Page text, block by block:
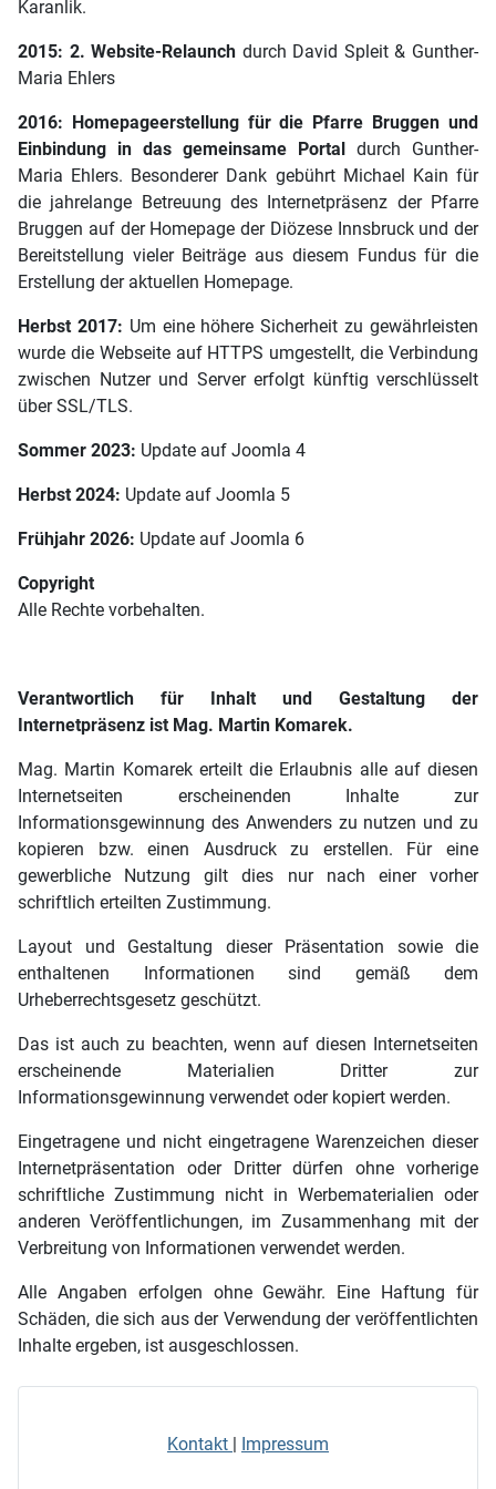
Karanlik.
2015: 2. Website-Relaunch durch David Spleit & Gunther-
Maria Ehlers
2016: Homepageerstellung für die Pfarre Bruggen und
Einbindung in das gemeinsame Portal
durch Gunther-
Maria Ehlers. Besonderer Dank gebührt Michael Kain für
die jahrelange Betreuung des Internetpräsenz der Pfarre
Bruggen auf der Homepage der Diözese Innsbruck und der
Bereitstellung vieler Beiträge aus diesem Fundus für die
Erstellung der aktuellen Homepage.
Herbst 2017: Um eine höhere Sicherheit zu gewährleisten
wurde die Webseite auf HTTPS umgestellt, die Verbindung
zwischen Nutzer und Server erfolgt künftig verschlüsselt
über SSL/TLS.
Sommer 2023: Update auf Joomla 4
Herbst 2024: Update auf Joomla 5
Frühjahr 2026: Update auf Joomla 6
Copyright
Alle Rechte vorbehalten.
Verantwortlich für Inhalt und Gestaltung der
Internetpräsenz ist Mag. Martin Komarek.
Mag. Martin Komarek erteilt die Erlaubnis alle auf diesen
Internetseiten erscheinenden Inhalte zur
Informationsgewinnung des Anwenders zu nutzen und zu
kopieren bzw. einen Ausdruck zu erstellen. Für eine
gewerbliche Nutzung gilt dies nur nach einer vorher
schriftlich erteilten Zustimmung.
Layout und Gestaltung dieser Präsentation sowie die
enthaltenen Informationen sind gemäß dem
Urheberrechtsgesetz geschützt.
Das ist auch zu beachten, wenn auf diesen Internetseiten
erscheinende Materialien Dritter zur
Informationsgewinnung verwendet oder kopiert werden.
Eingetragene und nicht eingetragene Warenzeichen dieser
Internetpräsentation oder Dritter dürfen ohne vorherige
schriftliche Zustimmung nicht in Werbematerialien oder
anderen Veröffentlichungen, im Zusammenhang mit der
Verbreitung von Informationen verwendet werden.
Alle Angaben erfolgen ohne Gewähr. Eine Haftung für
Schäden, die sich aus der Verwendung der veröffentlichten
Inhalte ergeben, ist ausgeschlossen.
Kontakt Impressum